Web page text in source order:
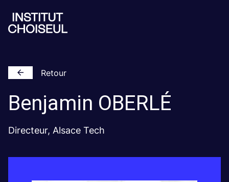
Retour
Benjamin OBERLÉ
Directeur, Alsace Tech